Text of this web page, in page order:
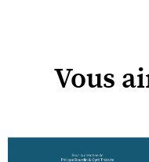
Vous